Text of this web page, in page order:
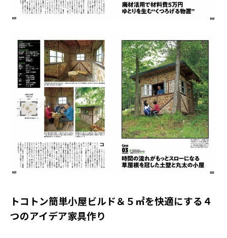
トコトン簡単小屋ビルド＆５㎡を快適にする４
つのアイデア家具作り